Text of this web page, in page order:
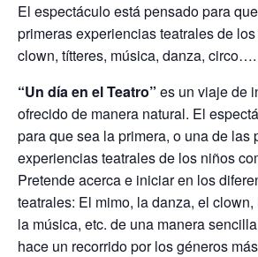
at
s
A
p
p
e
b
o
o
k
El espectáculo está pensado para
primeras experiencias teatrales de
clown, títteres, música, danza, circo….
“Un día en el Teatro” es un viaje de
ofrecido de manera natural. El
para que sea la primera, o una de las
experiencias teatrales de los niños
Pretende acerca e iniciar en los
teatrales: El mimo, la danza, el
la música, etc. de una manera
hace un recorrido por los géneros